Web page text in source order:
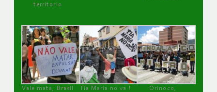
territorio
Vale mata, Brasil
Tía María no va !
Orinoco,